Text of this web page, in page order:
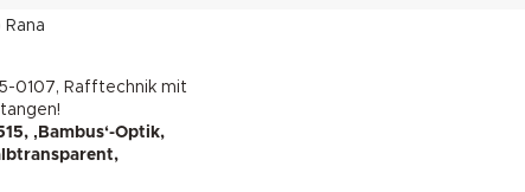
‚Bambus‘-Optik,